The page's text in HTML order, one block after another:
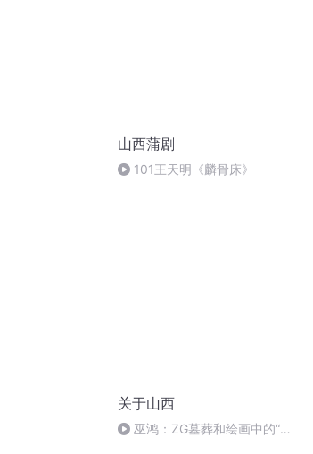
山西蒲剧
101王天明《麟骨床》
关于山西
巫鸿：ZG墓葬和绘画中的“画